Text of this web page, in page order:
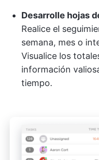
Desarrolle hojas
Realice el
semana, mes o
Visualice los
información
tiempo.